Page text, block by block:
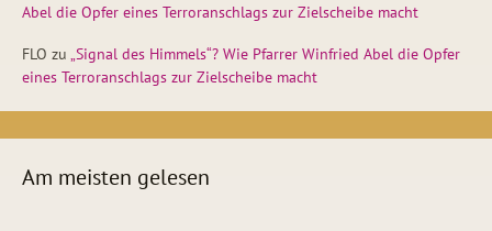
Abel die Opfer eines Terroranschlags zur Zielscheibe macht
FLO zu „Signal des Himmels“? Wie Pfarrer Winfried Abel die Opfer
eines Terroranschlags zur Zielscheibe macht
Am meisten gelesen